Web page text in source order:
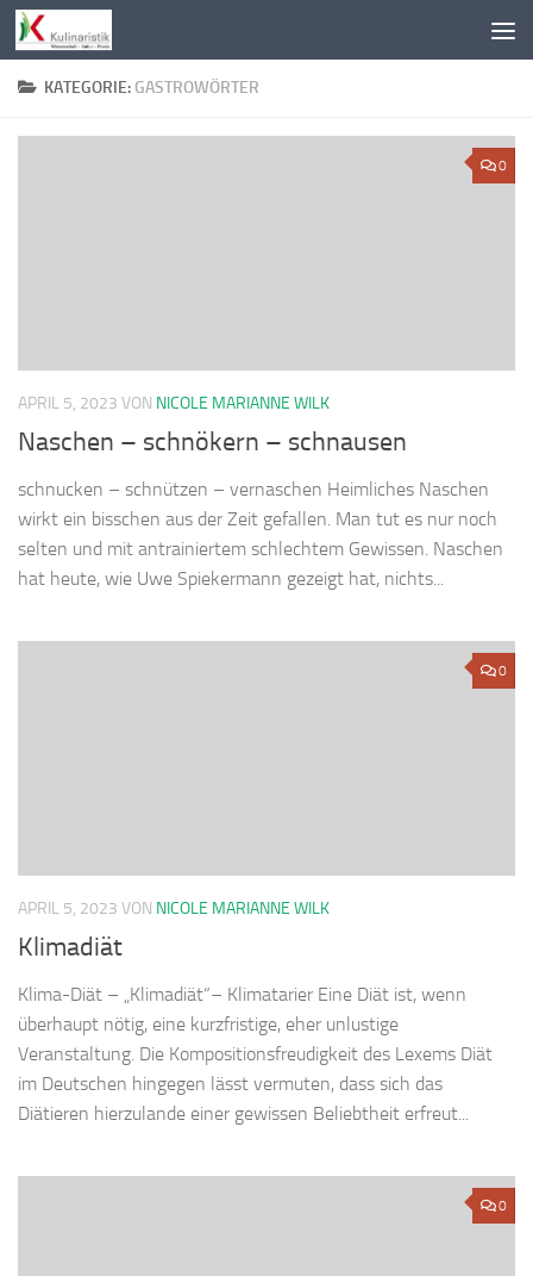
Zum Inhalt springen
KATEGORIE: GASTROWÖRTER
0
APRIL 5, 2023 VON NICOLE MARIANNE WILK
Naschen – schnökern – schnausen
schnucken – schnützen – vernaschen Heimliches Naschen
wirkt ein bisschen aus der Zeit gefallen. Man tut es nur noch
selten und mit antrainiertem schlechtem Gewissen. Naschen
hat heute, wie Uwe Spiekermann gezeigt hat, nichts...
0
APRIL 5, 2023 VON NICOLE MARIANNE WILK
Klimadiät
Klima-Diät – „Klimadiät“– Klimatarier Eine Diät ist, wenn
überhaupt nötig, eine kurzfristige, eher unlustige
Veranstaltung. Die Kompositionsfreudigkeit des Lexems Diät
im Deutschen hingegen lässt vermuten, dass sich das
Diätieren hierzulande einer gewissen Beliebtheit erfreut...
0